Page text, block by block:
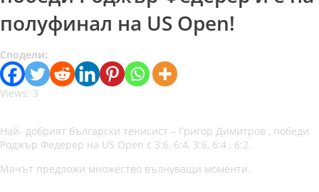
полуфинал на US Open!
Сподели:
Views: 3
Най- добрият български тенисист – Григор Димитров , победи
Роджър Федерер на US Open с 3:6, 6:4, 3:6, 6:4 , 6:2.
Мачът предложи множество вълнуващи моменти.